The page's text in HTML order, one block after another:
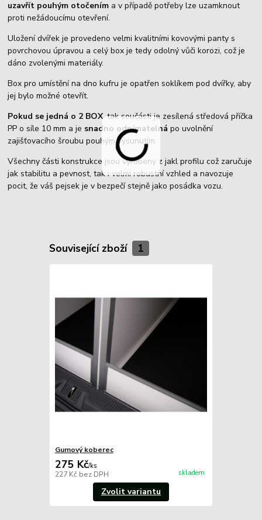
uzavřít pouhým otočením a v případě potřeby lze uzamknout
proti nežádoucímu otevření.
Uložení dvířek je provedeno velmi kvalitními kovovými panty s
povrchovou úpravou a celý box je tedy odolný vůči korozi, což je
dáno zvolenými materiály.
Box pro umístění na dno kufru je opatřen soklíkem pod dvířky, aby
jej bylo možné otevřít.
Pokud se jedná o 2 BOX, tak součásti je zesílená středová příčka
PP o síle 10 mm a je snadno odnímatelná po uvolnění
zajišťovacího šroubu pouhým vysunutím.
Všechny části konstrukce jsou vyrobeny z jakl profilu což zaručuje
jak stabilitu a pevnost, tak i velmi robustní vzhled a navozuje
pocit, že váš pejsek je v bezpečí stejně jako posádka vozu.
Související zboží 1
Gumový koberec
275 Kč/ks
227 Kč bez DPH skladem
Zvolit variantu